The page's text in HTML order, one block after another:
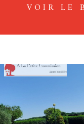
VOIR LE